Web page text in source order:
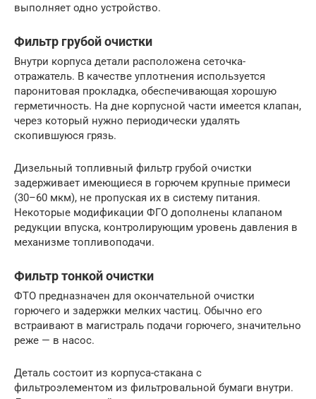
выполняет одно устройство.
Фильтр грубой очистки
Внутри корпуса детали расположена сеточка-
отражатель. В качестве уплотнения используется
паронитовая прокладка, обеспечивающая хорошую
герметичность. На дне корпусной части имеется клапан,
через который нужно периодически удалять
скопившуюся грязь.
Дизельный топливный фильтр грубой очистки
задерживает имеющиеся в горючем крупные примеси
(30–60 мкм), не пропуская их в систему питания.
Некоторые модификации ФГО дополнены клапаном
редукции впуска, контролирующим уровень давления в
механизме топливоподачи.
Фильтр тонкой очистки
ФТО предназначен для окончательной очистки
горючего и задержки мелких частиц. Обычно его
встраивают в магистраль подачи горючего, значительно
реже — в насос.
Деталь состоит из корпуса-стакана с
фильтроэлементом из фильтровальной бумаги внутри.